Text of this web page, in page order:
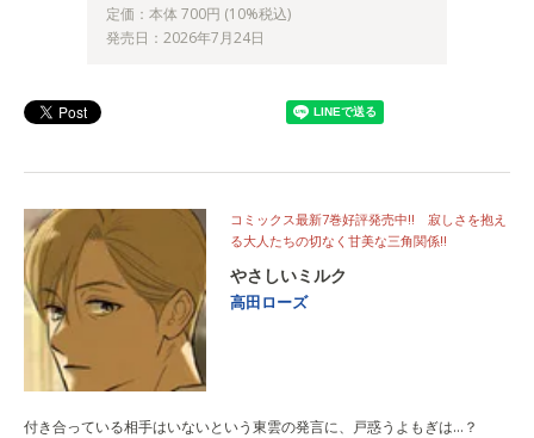
定価：本体 700円 (10%税込)
発売日：2026年7月24日
コミックス最新7巻好評発売中!! 寂しさを抱え
る大人たちの切なく甘美な三角関係!!
やさしいミルク
高田ローズ
付き合っている相手はいないという東雲の発言に、戸惑うよもぎは…？